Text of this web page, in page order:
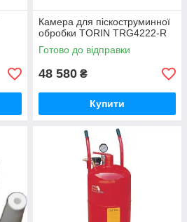
Камера для піскоструминної
обробки TORIN TRG4222-R
Готово до відправки
48 580 ₴
Купити